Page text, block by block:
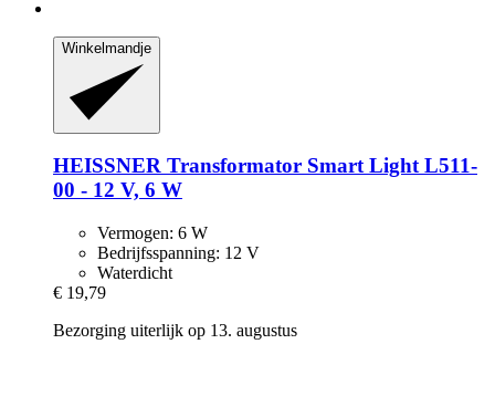
Winkelmandje
HEISSNER Transformator Smart Light L511-​
00 -​ 12 V, 6 W
Vermogen: 6 W
Bedrijfsspanning: 12 V
Waterdicht
€ 19,79
Bezorging uiterlijk op 13. augustus